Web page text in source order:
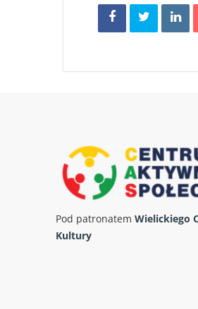
Pod patronatem Wielickiego
Kultury